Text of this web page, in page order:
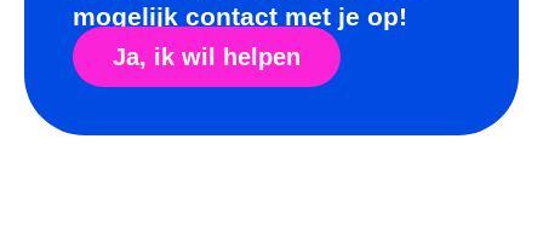
mogelijk contact met je op!
Ja, ik wil helpen